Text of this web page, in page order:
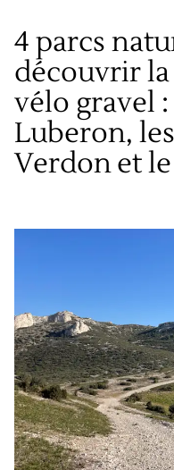
4 parcs
découvrir
vélo gravel
Luberon,
Verdon et